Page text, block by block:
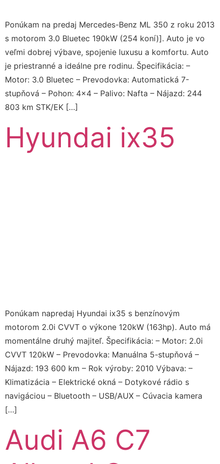
Ponúkam na predaj Mercedes-Benz ML 350 z roku 2013
s motorom 3.0 Bluetec 190kW (254 koní)]. Auto je vo
veľmi dobrej výbave, spojenie luxusu a komfortu. Auto
je priestranné a ideálne pre rodinu. Špecifikácia: –
Motor: 3.0 Bluetec – Prevodovka: Automatická 7-
stupňová – Pohon: 4×4 – Palivo: Nafta – Nájazd: 244
803 km STK/EK […]
Hyundai ix35
Ponúkam napredaj Hyundai ix35 s benzínovým
motorom 2.0i CVVT o výkone 120kW (163hp). Auto má
momentálne druhý majiteľ. Špecifikácia: – Motor: 2.0i
CVVT 120kW – Prevodovka: Manuálna 5-stupňová –
Nájazd: 193 600 km – Rok výroby: 2010 Výbava: –
Klimatizácia – Elektrické okná – Dotykové rádio s
navigáciou – Bluetooth – USB/AUX – Cúvacia kamera
[…]
Audi A6 C7